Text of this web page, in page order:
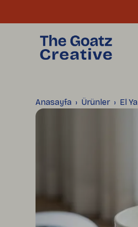
Hakkımızda
Üretim Atölyemiz
Toptan Satış
Blog
Anasayfa Ürünler El